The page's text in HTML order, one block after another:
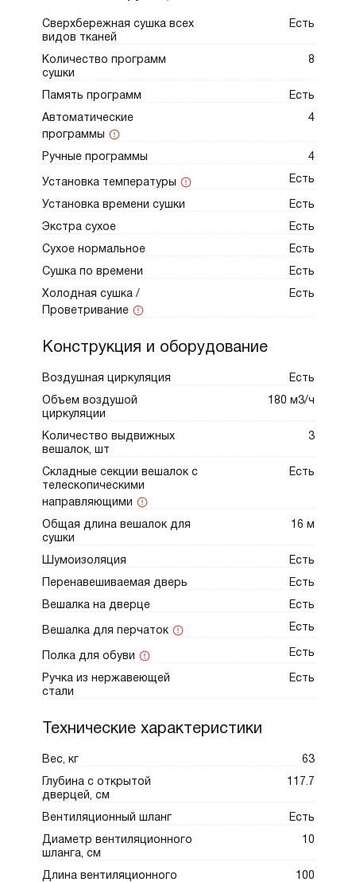
воздуховода.
DC7784V.G — идеальный выбор для тех, кто
ценит профессиональный уход за
гардеробом в домашних условиях, сочетая
функциональность, стиль и долговечность.
Сверхбережная сушка всех
видов тканей
Есть
Количество программ
сушки
8
Память программ Есть
Автоматические
программы
4
Ручные программы 4
Установка температуры Есть
Установка времени сушки Есть
Экстра сухое Есть
Сухое нормальное Есть
Сушка по времени Есть
Холодная сушка /
Проветривание
Есть
Конструкция и оборудование
Воздушная циркуляция Есть
Объем воздушой
циркуляции
180 м3/ч
Количество выдвижных
вешалок, шт
3
Складные секции вешалок с
телескопическими
направляющими
Есть
Общая длина вешалок для
сушки
16 м
Шумоизоляция Есть
Перенавешиваемая дверь Есть
Вешалка на дверце Есть
Вешалка для перчаток Есть
Полка для обуви Есть
Ручка из нержавеющей
стали
Есть
Технические характеристики
Вес, кг 63
Глубина с открытой
дверцей, см
117.7
Вентиляционный шланг Есть
Диаметр вентиляционного
шланга, см
10
Длина вентиляционного
100